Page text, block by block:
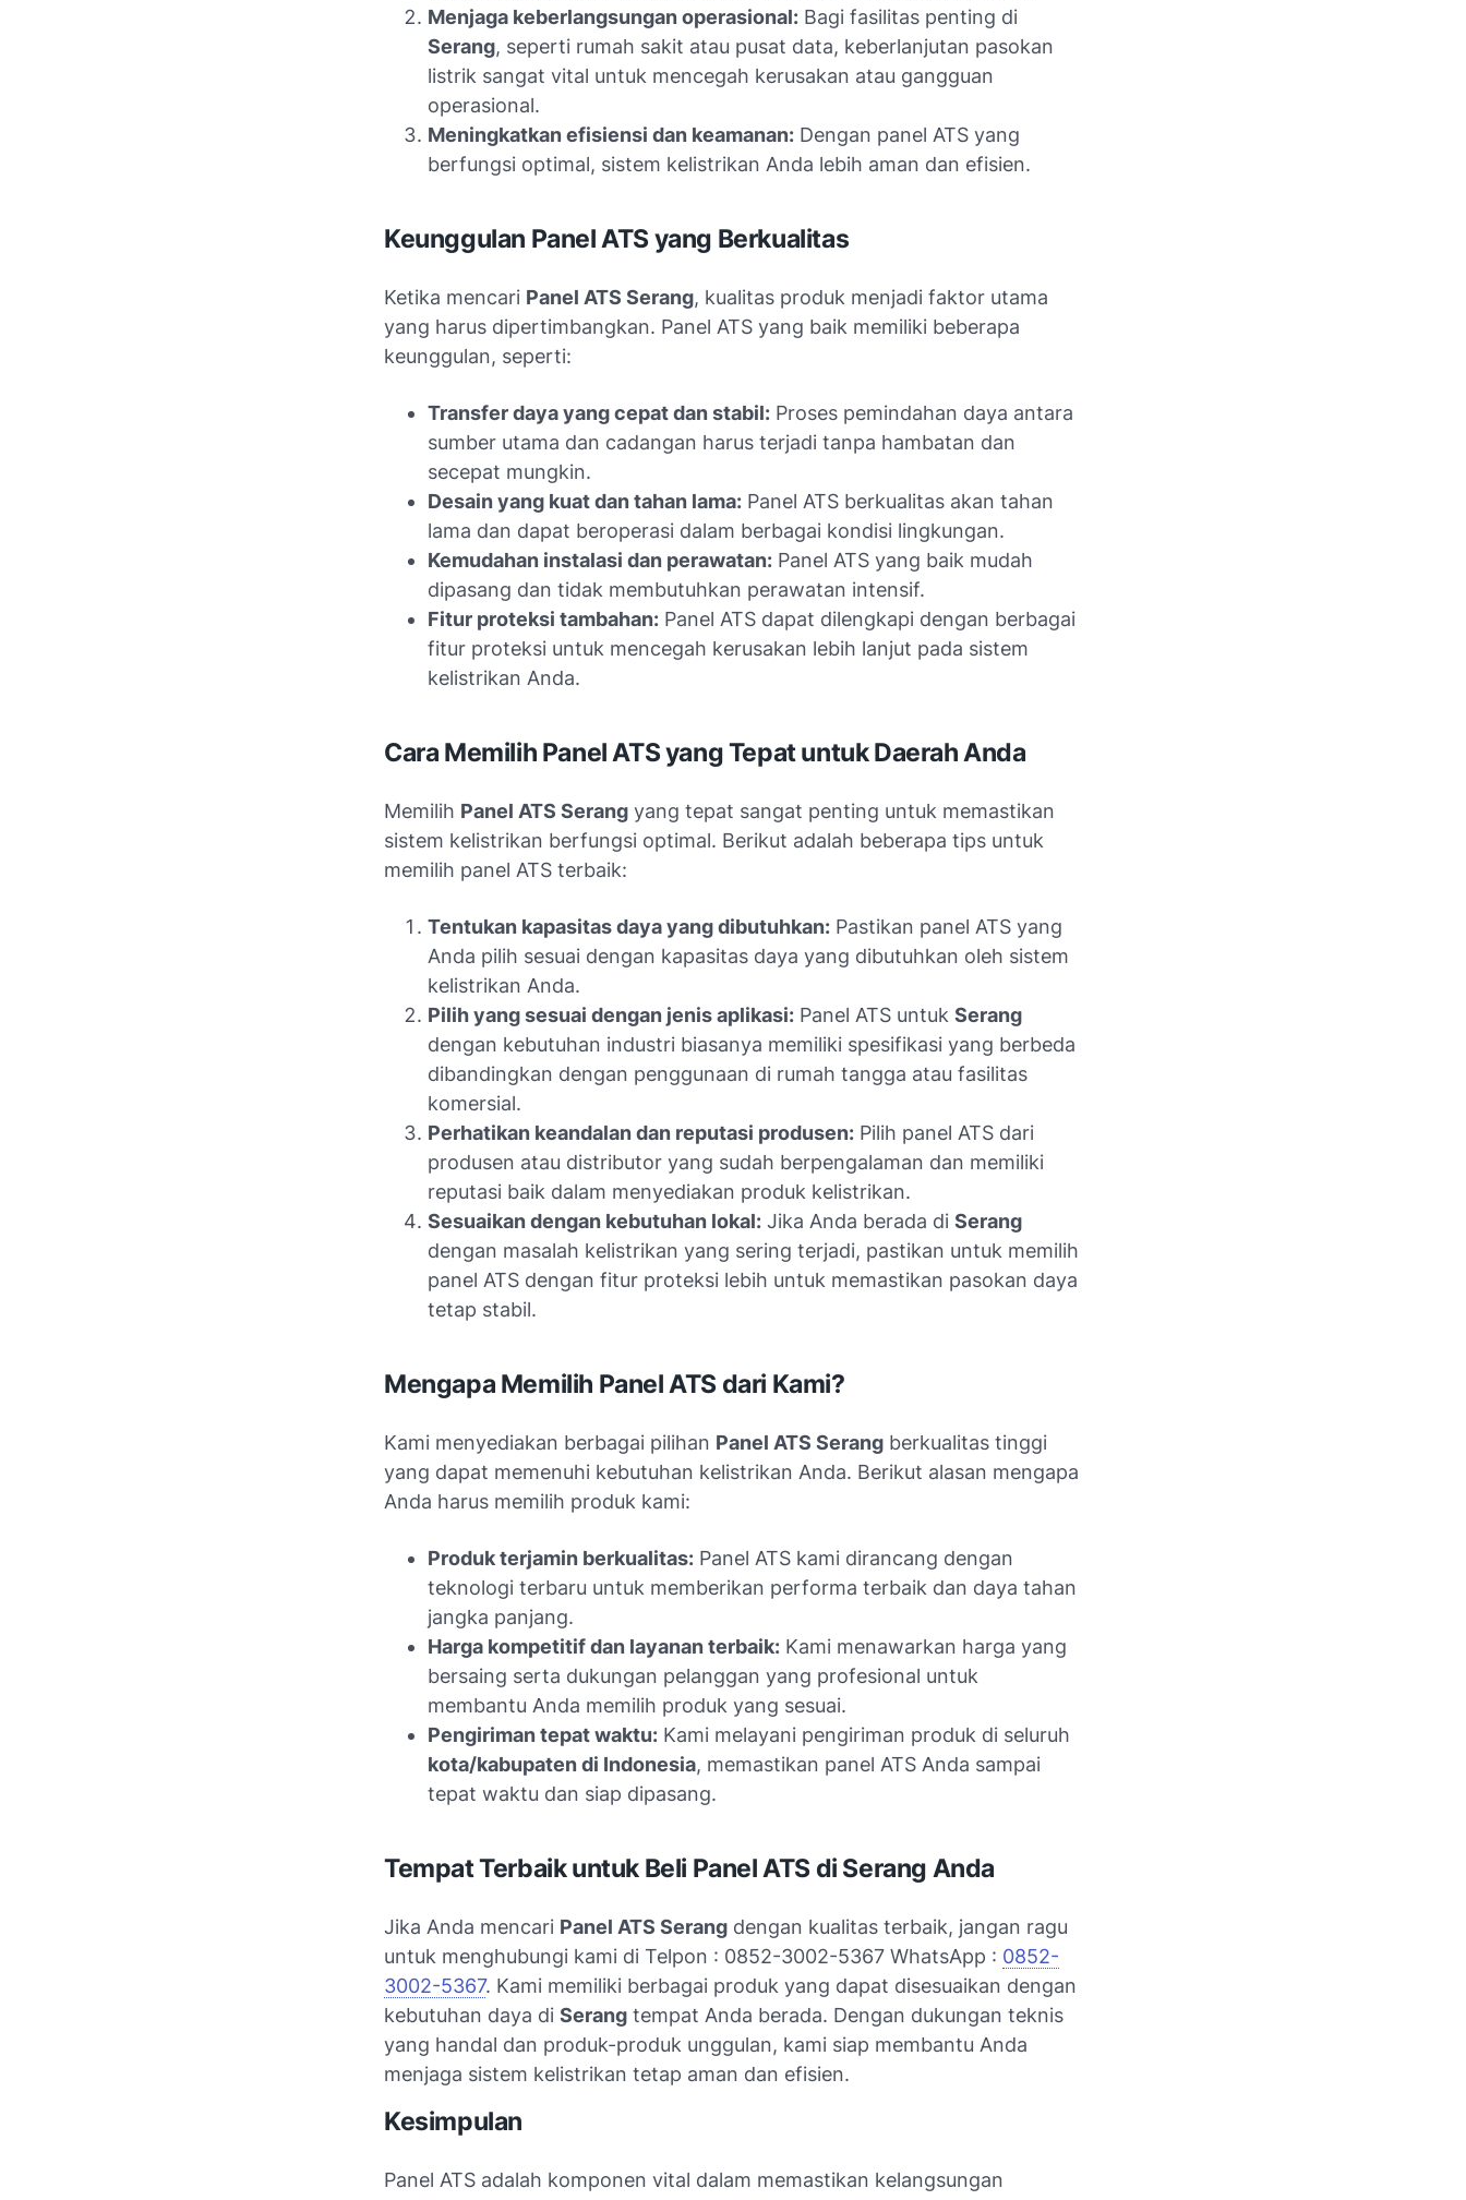
Menjaga keberlangsungan operasional: Bagi fasilitas penting di
Serang, seperti rumah sakit atau pusat data, keberlanjutan pasokan
listrik sangat vital untuk mencegah kerusakan atau gangguan
operasional.
Meningkatkan efisiensi dan keamanan: Dengan panel ATS yang
berfungsi optimal, sistem kelistrikan Anda lebih aman dan efisien.
Keunggulan Panel ATS yang Berkualitas
Ketika mencari Panel ATS Serang, kualitas produk menjadi faktor utama
yang harus dipertimbangkan. Panel ATS yang baik memiliki beberapa
keunggulan, seperti:
Transfer daya yang cepat dan stabil: Proses pemindahan daya antara
sumber utama dan cadangan harus terjadi tanpa hambatan dan
secepat mungkin.
Desain yang kuat dan tahan lama: Panel ATS berkualitas akan tahan
lama dan dapat beroperasi dalam berbagai kondisi lingkungan.
Kemudahan instalasi dan perawatan: Panel ATS yang baik mudah
dipasang dan tidak membutuhkan perawatan intensif.
Fitur proteksi tambahan: Panel ATS dapat dilengkapi dengan berbagai
fitur proteksi untuk mencegah kerusakan lebih lanjut pada sistem
kelistrikan Anda.
Cara Memilih Panel ATS yang Tepat untuk Daerah Anda
Memilih Panel ATS Serang yang tepat sangat penting untuk memastikan
sistem kelistrikan berfungsi optimal. Berikut adalah beberapa tips untuk
memilih panel ATS terbaik:
Tentukan kapasitas daya yang dibutuhkan: Pastikan panel ATS yang
Anda pilih sesuai dengan kapasitas daya yang dibutuhkan oleh sistem
kelistrikan Anda.
Pilih yang sesuai dengan jenis aplikasi: Panel ATS untuk Serang
dengan kebutuhan industri biasanya memiliki spesifikasi yang berbeda
dibandingkan dengan penggunaan di rumah tangga atau fasilitas
komersial.
Perhatikan keandalan dan reputasi produsen: Pilih panel ATS dari
produsen atau distributor yang sudah berpengalaman dan memiliki
reputasi baik dalam menyediakan produk kelistrikan.
Sesuaikan dengan kebutuhan lokal: Jika Anda berada di Serang
dengan masalah kelistrikan yang sering terjadi, pastikan untuk memilih
panel ATS dengan fitur proteksi lebih untuk memastikan pasokan daya
tetap stabil.
Mengapa Memilih Panel ATS dari Kami?
Kami menyediakan berbagai pilihan Panel ATS Serang berkualitas tinggi
yang dapat memenuhi kebutuhan kelistrikan Anda. Berikut alasan mengapa
Anda harus memilih produk kami:
Produk terjamin berkualitas: Panel ATS kami dirancang dengan
teknologi terbaru untuk memberikan performa terbaik dan daya tahan
jangka panjang.
Harga kompetitif dan layanan terbaik: Kami menawarkan harga yang
bersaing serta dukungan pelanggan yang profesional untuk
membantu Anda memilih produk yang sesuai.
Pengiriman tepat waktu: Kami melayani pengiriman produk di seluruh
kota/kabupaten di Indonesia, memastikan panel ATS Anda sampai
tepat waktu dan siap dipasang.
Tempat Terbaik untuk Beli Panel ATS di Serang Anda
Jika Anda mencari Panel ATS Serang dengan kualitas terbaik, jangan ragu
untuk menghubungi kami di Telpon : 0852-3002-5367 WhatsApp : 0852-
3002-5367. Kami memiliki berbagai produk yang dapat disesuaikan dengan
kebutuhan daya di Serang tempat Anda berada. Dengan dukungan teknis
yang handal dan produk-produk unggulan, kami siap membantu Anda
menjaga sistem kelistrikan tetap aman dan efisien.
Kesimpulan
Panel ATS adalah komponen vital dalam memastikan kelangsungan